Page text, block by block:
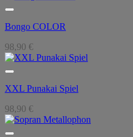
Bongo COLOR
98,90 €
XXL Punakai Spiel
98,90 €